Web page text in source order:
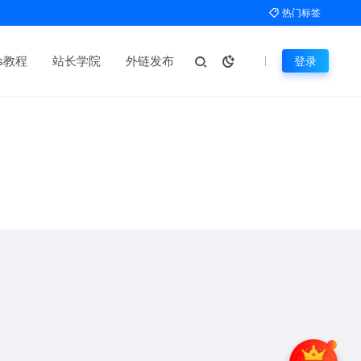
热门标签
程 站长学院 外链发布 登录